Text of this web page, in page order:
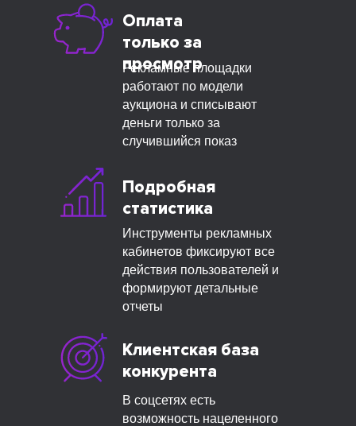
Оплата
только за
просмотр
Рекламные площадки
работают по модели
аукциона и списывают
деньги только за
случившийся показ
Подробная
статистика
Инструменты рекламных
кабинетов фиксируют все
действия пользователей и
формируют детальные
отчеты
Клиентская база
конкурента
В соцсетях есть
возможность нацеленного